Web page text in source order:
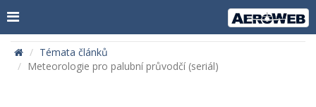
Témata článků
Meteorologie pro palubní průvodčí (seriál)